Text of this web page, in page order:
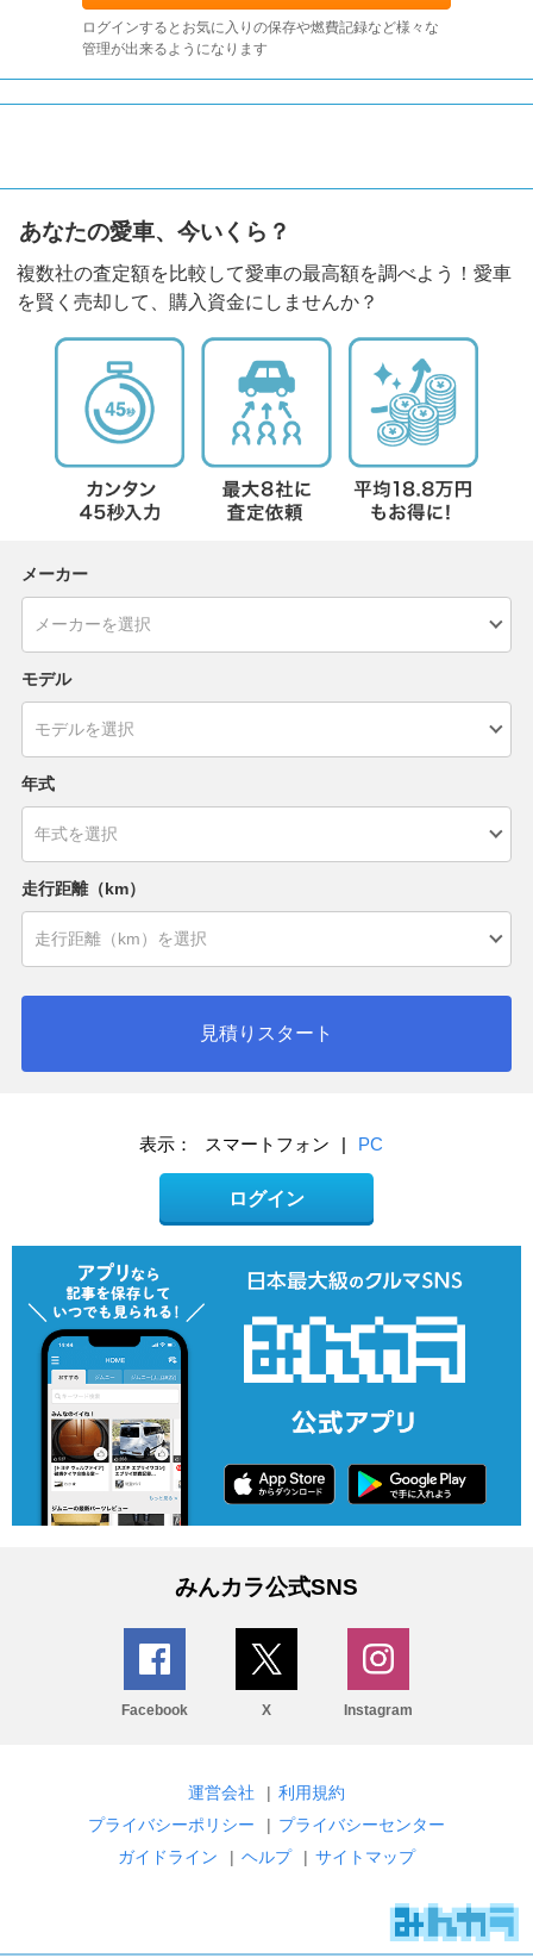
ログインするとお気に入りの保存や燃費記録など様々な
管理が出来るようになります
あなたの愛車、今いくら？
複数社の査定額を比較して愛車の最高額を調べよう！愛車
を賢く売却して、購入資金にしませんか？
メーカー
モデル
年式
走行距離（km）
見積りスタート
表示： スマートフォン | PC
ログイン
みんカラ公式SNS
Facebook X Instagram
運営会社 | 利用規約
プライバシーポリシー
| プライバシーセンター
ガイドライン
| ヘルプ | サイトマップ